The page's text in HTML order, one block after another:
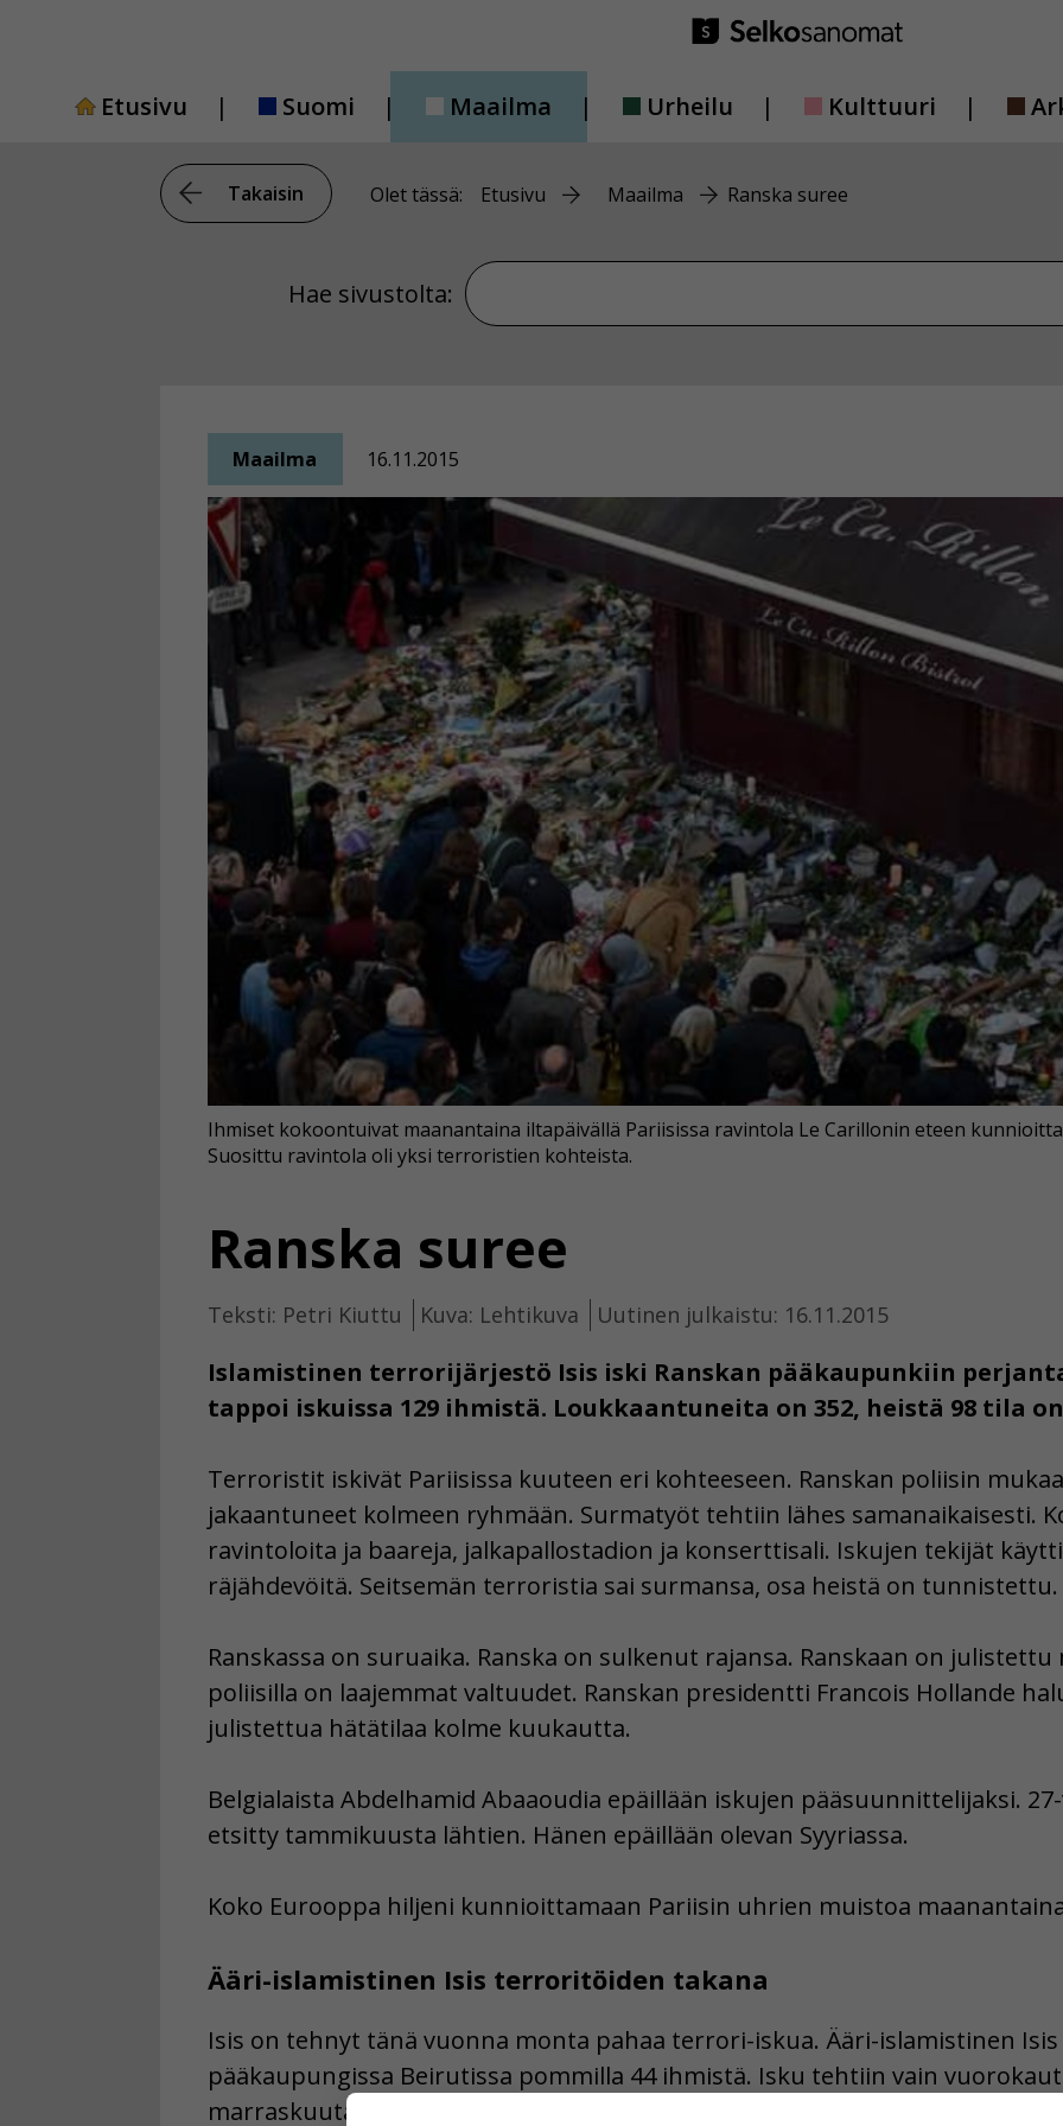
Etusivu
Suomi Maailma Urheilu Kulttuuri
Takaisin Olet tässä: Etusivu Maailma Ranska suree
Hae sivustolta: Hae sivustolta
Maailma 16.11.2015
Ranska suree
Teksti: Petri Kiuttu Kuva: Lehtikuva Uutinen julkaistu: 16.11.2015
Islamistinen terrorijärjestö Isis iski Ranskan pääkaupunkiin
tappoi iskuissa 129 ihmistä. Loukkaantuneita on 352, heistä 98 tila
Ihmiset kokoontuivat maanantaina iltapäivällä Pariisissa ravintola Le Carillonin eteen
Suosittu ravintola oli yksi terroristien kohteista.
Terroristit iskivät Pariisissa kuuteen eri kohteeseen. Ranskan poliisin
jakaantuneet kolmeen ryhmään. Surmatyöt tehtiin lähes samanaikaisesti.
ravintoloita ja baareja, jalkapallostadion ja konserttisali. Iskujen tekijät
räjähdevöitä. Seitsemän terroristia sai surmansa, osa heistä on tunnistettu.
Ranskassa on suruaika. Ranska on sulkenut rajansa. Ranskaan on julistettu
poliisilla on laajemmat valtuudet. Ranskan presidentti Francois Hollande
julistettua hätätilaa kolme kuukautta.
Belgialaista Abdelhamid Abaaoudia epäillään iskujen pääsuunnittelijaksi.
etsitty tammikuusta lähtien. Hänen epäillään olevan Syyriassa.
Koko Eurooppa hiljeni kunnioittamaan Pariisin uhrien muistoa
Ääri-islamistinen Isis terroritöiden takana
Isis on tehnyt tänä vuonna monta pahaa terrori-iskua. Ääri-islamistinen
pääkaupungissa Beirutissa pommilla 44 ihmistä. Isku tehtiin vain
marraskuuta. Isisin epäillään pudottaneen venäläisen